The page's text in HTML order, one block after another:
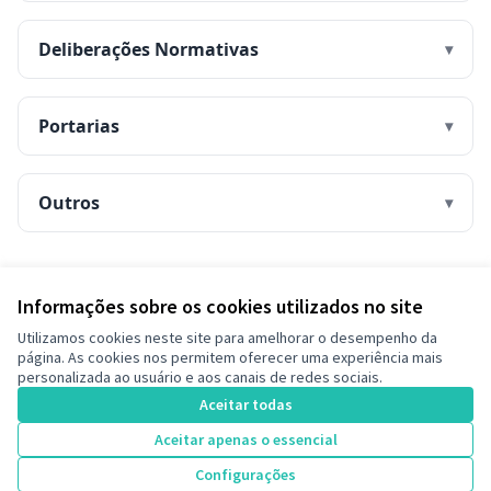
Informações sobre os cookies utilizados no site
Utilizamos cookies neste site para amelhorar o desempenho da
página. As cookies nos permitem oferecer uma experiência mais
personalizada ao usuário e aos canais de redes sociais.
Aceitar todas
Aceitar apenas o essencial
Configurações
Deliberações Normativas
Portarias
Outros
Termos de serviço
Configurações de cookies
Decide Contagem no Instagram
(Link externo)
Site criado com
Licença
(Link